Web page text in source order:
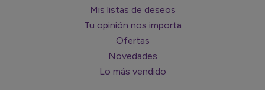
Mis listas de deseos
Tu opinión nos importa
Ofertas
Novedades
Lo más vendido